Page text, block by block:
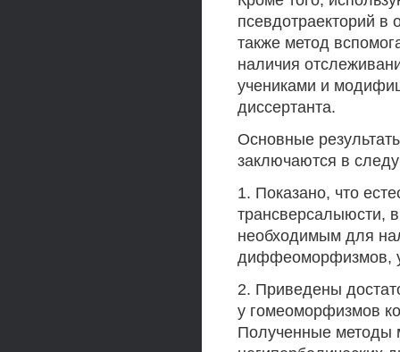
псевдотраекторий в
также метод
наличия
учениками и
диссертанта.
Основные
заключаются в
1. Показано, что
трансверсалыюсти,
необходимым для
диффеоморфизмов,
2. Приведены
у гомеоморфизмов
Полученные методы